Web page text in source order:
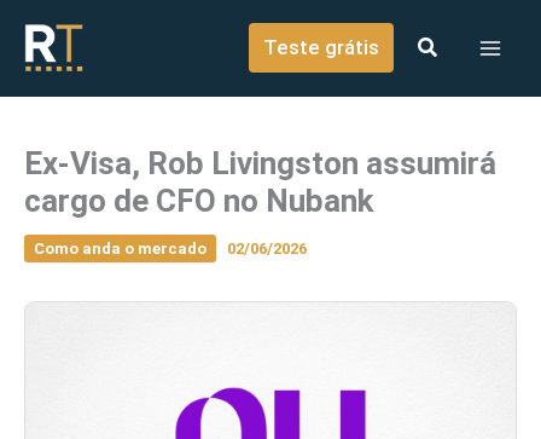
conteúdo
Teste grátis
Ex-Visa, Rob Livingston assumirá
cargo de CFO no Nubank
Como anda o mercado 02/06/2026